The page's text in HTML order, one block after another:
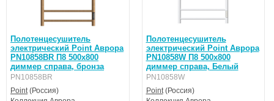
Полотенцесушитель
электрический Point Аврора
PN10858BR П8 500x800
диммер справа, бронза
PN10858BR
Point(Россия)
Полотенцесушитель
электрический Point Аврора
PN10858W П8 500x800
диммер справа, Белый
PN10858W
Point(Россия)